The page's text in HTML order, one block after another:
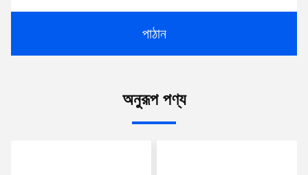
পাঠান
অনুরূপ পণ্য